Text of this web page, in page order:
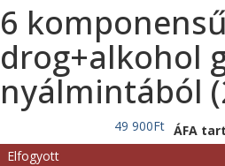
6 komponensű
drog+alkohol
nyálmintából
49 900Ft ÁFA
Elfogyott